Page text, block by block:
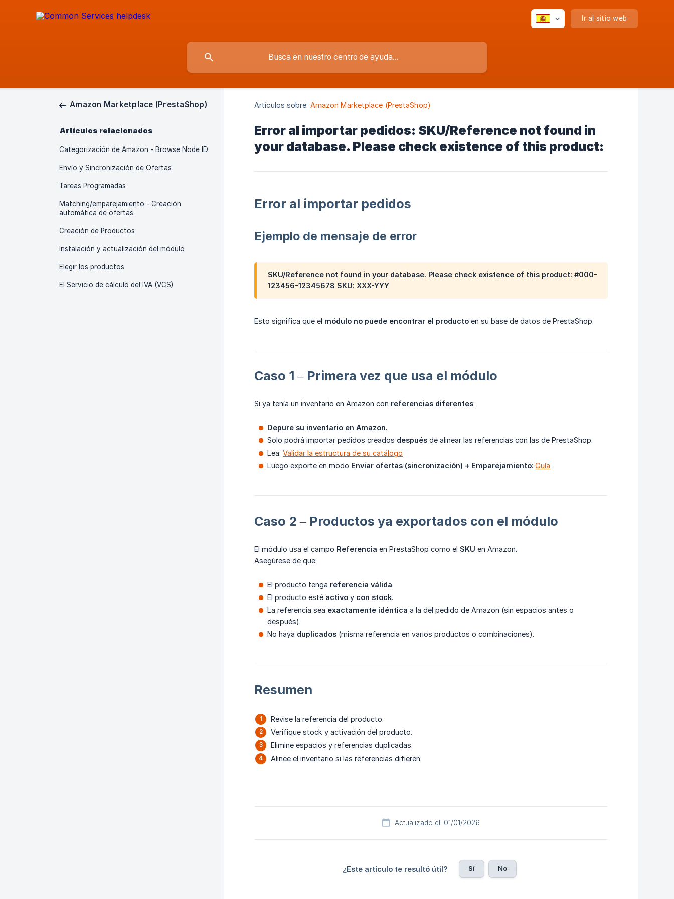
Ir al sitio web
Amazon Marketplace (PrestaShop)
Artículos relacionados
Categorización de Amazon - Browse Node ID
Envío y Sincronización de Ofertas
Tareas Programadas
Matching/emparejamiento - Creación
automática de ofertas
Creación de Productos
Instalación y actualización del módulo
Elegir los productos
El Servicio de cálculo del IVA (VCS)
Artículos sobre: Amazon Marketplace (PrestaShop)
Error al importar pedidos: SKU/Reference not found in
your database. Please check existence of this product:
Error al importar pedidos
Ejemplo de mensaje de error
SKU/Reference not found in your database. Please check existence of this product: #000-
123456-12345678 SKU: XXX-YYY
Esto significa que el módulo no puede encontrar el producto en su base de datos de PrestaShop.
Caso 1 – Primera vez que usa el módulo
Si ya tenía un inventario en Amazon con referencias diferentes:
Depure su inventario en Amazon.
Solo podrá importar pedidos creados después de alinear las referencias con las de PrestaShop.
Lea: Validar la estructura de su catálogo
Luego exporte en modo Enviar ofertas (sincronización) + Emparejamiento: Guía
Caso 2 – Productos ya exportados con el módulo
El módulo usa el campo Referencia en PrestaShop como el SKU en Amazon.
Asegúrese de que:
El producto tenga referencia válida.
El producto esté activo y con stock.
La referencia sea exactamente idéntica a la del pedido de Amazon (sin espacios antes o
después).
No haya duplicados (misma referencia en varios productos o combinaciones).
Resumen
Revise la referencia del producto.
Verifique stock y activación del producto.
Elimine espacios y referencias duplicadas.
Alinee el inventario si las referencias difieren.
Actualizado el: 01/01/2026
¿Este artículo te resultó útil? Sí No